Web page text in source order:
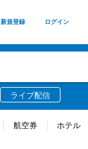
新規登録 ログイン
ライブ配信
航空券 ホテル